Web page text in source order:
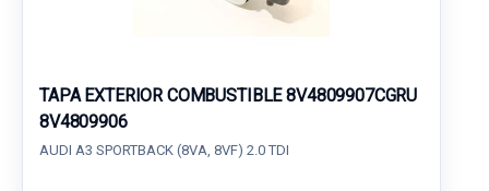
TAPA EXTERIOR COMBUSTIBLE 8V4809907CGRU
8V4809906
AUDI A3 SPORTBACK (8VA, 8VF) 2.0 TDI